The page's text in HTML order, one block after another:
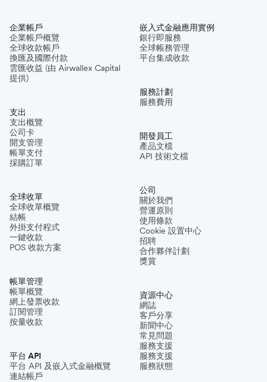
企業帳戶
企業帳戶概覽
全球收款帳戶
換匯及國際付款
雲匯收益 (由 Airwallex Capital
提供)
支出
支出概覽
公司卡
開支管理
帳單支付
採購訂單
全球收單
全球收單概覽
結帳
外掛支付程式
一鍵收款
POS 收款方案
帳單管理
帳單概覽
網上發票收款
訂閱管理
按量收款
平台 API
平台 API 及嵌入式金融概覽
連結帳戶
嵌入式金融應用實例
銀行即服務
全球帳務管理
平台集成收款
服務計劃
服務費用
開發員工
產品文檔
API 技術文檔
公司
關於我們
營運原則
使用條款
Cookie 設置中心
招聘
合作夥伴計劃
獎賞
資源中心
網誌
客戶分享
新聞中心
常見問題
服務支援
服務支援
服務狀態